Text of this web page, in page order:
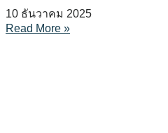
10 ธันวาคม 2025
Read More »